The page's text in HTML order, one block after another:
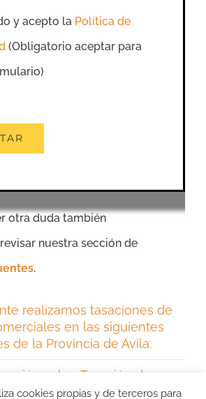
y acepto la Política de
(Obligatorio aceptar para
otra duda también
nuestra sección de
.
realizamos tasaciones de
en las siguientes
de la Provincia de Ávila:
sobre Tasación de
Ávila
cookies propias y de terceros para